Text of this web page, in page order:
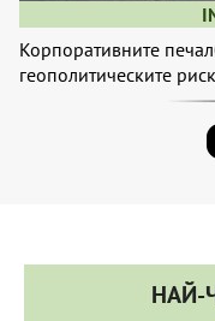
Корпоративните
геополитическите
НАЙ-